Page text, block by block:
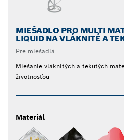
MIEŠADLO PRO MULTI
LIQUID NA VLÁKNITÉ A
Pre miešadlá
Miešanie vláknitých a tekutých
životnosťou
Materiál